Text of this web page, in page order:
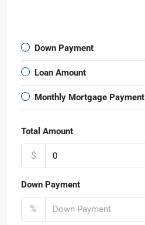
Down Payment
Loan Amount
Monthly Mortgage Payment
Total Amount
$
Down Payment
%